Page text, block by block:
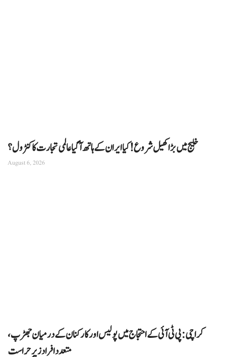
خلیج میں بڑا کھیل شروع! کیا ایران کے ہاتھ آ گیا عالمی تجارت کا کنٹرول؟
August 6, 2026
کراچی: پی ٹی آئی کے احتجاج میں پولیس اور کارکنان کے درمیان جھڑپ،
متعدد افراد زیرِ حراست